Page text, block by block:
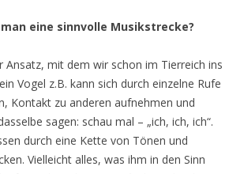
eine sinnvolle Musikstrecke?
Ansatz, mit dem wir schon im Tierreich ins
Vogel z.B. kann sich durch einzelne Rufe
Kontakt zu anderen aufnehmen und
sagen: schau mal – „ich, ich, ich“.
durch eine Kette von Tönen und
Vielleicht alles, was ihm in den Sinn